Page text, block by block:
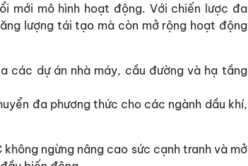
mới mô hình hoạt động. Với chiến lược đa
lượng tái tạo mà còn mở rộng hoạt động
các dự án nhà máy, cầu đường và hạ tầng
đa phương thức cho các ngành dầu khí,
ngừng nâng cao sức cạnh tranh và mở